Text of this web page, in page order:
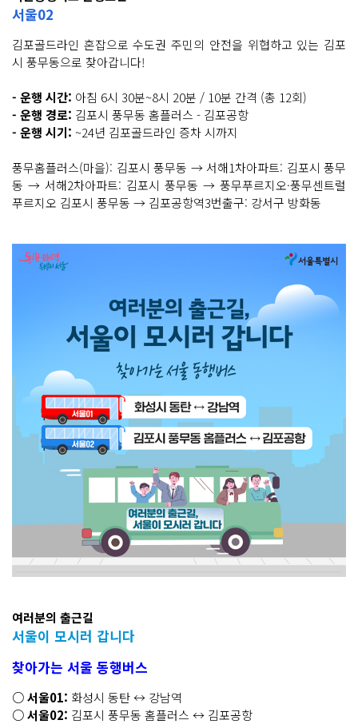
서울02
김포골드라인 혼잡으로 수도권 주민의 안전을 위협하고 있는 김포
시 풍무동으로 찾아갑니다!
- 운행 시간: 아침 6시 30분~8시 20분 / 10분 간격 (총 12회)
- 운행 경로: 김포시 풍무동 홈플러스 - 김포공항
- 운행 시기: ~24년 김포골드라인 증차 시까지
풍무홈플러스(마을): 김포시 풍무동 → 서해1차아파트: 김포시 풍무
동 → 서해2차아파트: 김포시 풍무동 → 풍무푸르지오·풍무센트럴
푸르지오 김포시 풍무동 → 김포공항역3번출구: 강서구 방화동
여러분의 출근길
서울이 모시러 갑니다
찾아가는 서울 동행버스
○ 서울01: 화성시 동탄 ↔ 강남역
○ 서울02: 김포시 풍무동 홈플러스 ↔ 김포공항